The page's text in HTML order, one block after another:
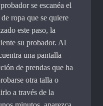
se escanéa el
ropa que se quiere
este paso, la
su probador. Al
una pantalla
de prendas que ha
otra talla o
a través de la